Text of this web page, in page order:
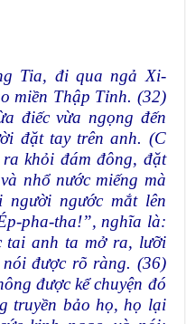
Tia, đi qua ngả Xi-
miền Thập Tỉnh. (32)
điếc vừa ngọng đến
đặt tay trên anh. (C
khỏi đám đông, đặt
nhổ nước miếng mà
ngước mắt lên
pha-tha!”, nghĩa là:
tai anh ta mở ra, lưỡi
được rõ ràng. (36)
được kể chuyện đó
truyền bảo họ, họ lại